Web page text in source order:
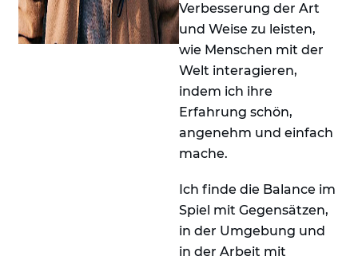
Verbesserung der Art
und Weise zu leisten,
wie Menschen mit der
Welt interagieren,
indem ich ihre
Erfahrung schön,
angenehm und einfach
mache.
Ich finde die Balance im
Spiel mit Gegensätzen,
in der Umgebung und
in der Arbeit mit